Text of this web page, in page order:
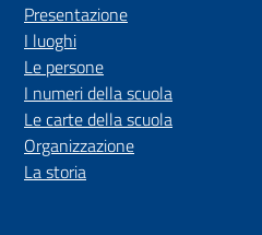
Presentazione
I luoghi
Le persone
I numeri della scuola
Le carte della scuola
Organizzazione
La storia